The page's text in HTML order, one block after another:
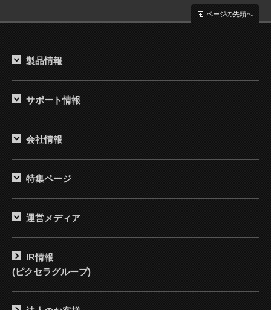
ページの先頭へ
製品情報
サポート情報
会社情報
特集ページ
運営メディア
IR情報
(ピクセラグループ)